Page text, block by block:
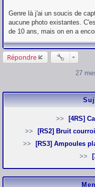
Genre là j'ai un soucis de
aucune photo existantes.
de 10 ans, mais on en a
Répondre
27
[4RS]
[RS2] Bruit
[RS3] Ampoules